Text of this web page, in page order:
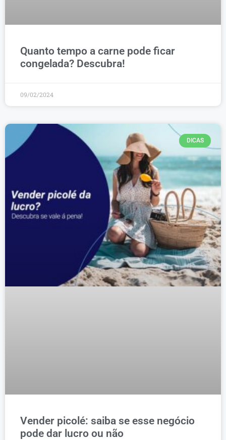
Quanto tempo a carne pode ficar
congelada? Descubra!
09/02/2024
DICAS
Vender picolé: saiba se esse negócio
pode dar lucro ou não